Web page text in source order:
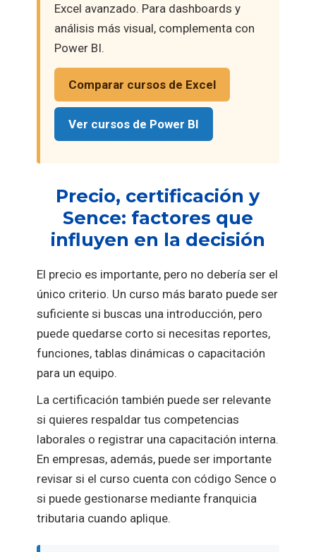
Excel avanzado. Para dashboards y
análisis más visual, complementa con
Power BI.
Comparar cursos de Excel
Ver cursos de Power BI
Precio, certificación y
Sence: factores que
influyen en la decisión
El precio es importante, pero no debería ser el
único criterio. Un curso más barato puede ser
suficiente si buscas una introducción, pero
puede quedarse corto si necesitas reportes,
funciones, tablas dinámicas o capacitación
para un equipo.
La certificación también puede ser relevante
si quieres respaldar tus competencias
laborales o registrar una capacitación interna.
En empresas, además, puede ser importante
revisar si el curso cuenta con código Sence o
si puede gestionarse mediante franquicia
tributaria cuando aplique.